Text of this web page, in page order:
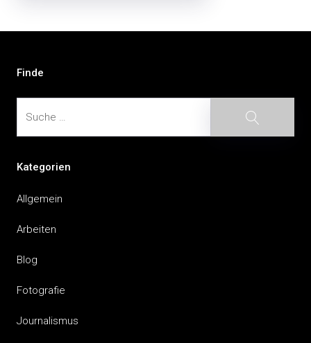
Finde
Suche
Kategorien
Allgemein
Arbeiten
Blog
Fotografie
Journalismus